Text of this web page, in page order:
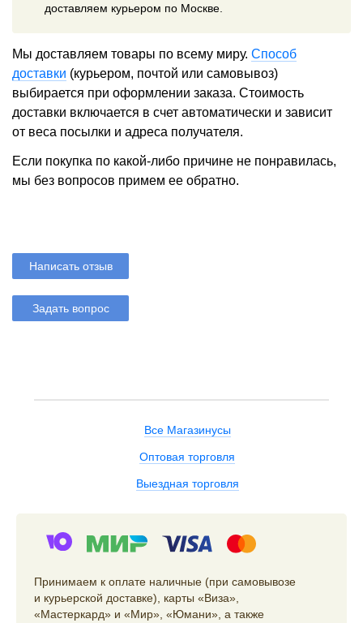
доставляем курьером по Москве.
Мы доставляем товары по всему миру. Способ
доставки (курьером, почтой или самовывоз)
выбирается при оформлении заказа. Стоимость
доставки включается в счет автоматически и зависит
от веса посылки и адреса получателя.
Если покупка по какой-либо причине не понравилась,
мы без вопросов примем ее обратно.
Написать отзыв
Задать вопрос
Все Магазинусы
Оптовая торговля
Выездная торговля
Принимаем к оплате наличные (при самовывозе
и курьерской доставке), карты «Виза»,
«Мастеркард» и «Мир», «Юмани», а также